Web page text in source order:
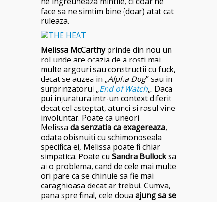
face sa ne simtim bine (doar) atat cat
ruleaza.
Melissa McCarthyprinde din nou un
rol unde are ocazia de a rosti mai
multe argouri sau constructii cu fuck,
decat se auzea in „Alpha Dog” sau in
surprinzatorul „End of Watch„. Daca
pui injuratura intr-un context diferit
decat cel asteptat, atunci si rasul vine
involuntar. Poate ca uneori
Melissa da senzatia ca exagereaza,
odata obisnuiti cu schimonoseala
specifica ei, Melissa poate fi chiar
simpatica. Poate cu Sandra Bullocksa
ai o problema, cand de cele mai multe
ori pare ca se chinuie sa fie mai
caraghioasa decat ar trebui. Cumva,
pana spre final, cele doua ajung sa se